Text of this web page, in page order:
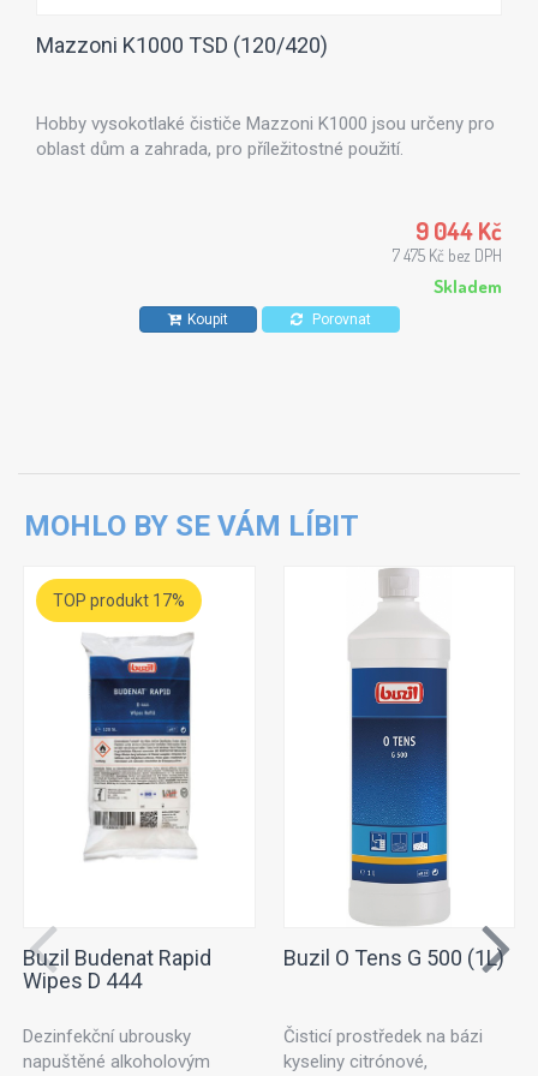
Mazzoni K1000 TSD (120/420)
Hobby vysokotlaké čističe Mazzoni K1000 jsou určeny pro
oblast dům a zahrada, pro příležitostné použití.
9 044 Kč
7 475 Kč bez DPH
Skladem
Koupit Porovnat
MOHLO BY SE VÁM LÍBIT
TOP produkt 17%
Buzil Budenat Rapid
Wipes D 444
Dezinfekční ubrousky
napuštěné alkoholovým
Buzil O Tens G 500 (1L)
Čisticí prostředek na bázi
kyseliny citrónové,